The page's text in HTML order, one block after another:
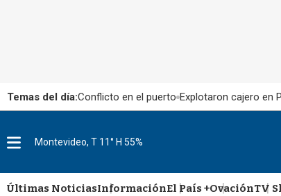
Temas del día:Conflicto en el puerto Explotaron cajero en
u
Montevideo, T 11° H 55%
Últimas NoticiasInformaciónEl País +OvaciónTV